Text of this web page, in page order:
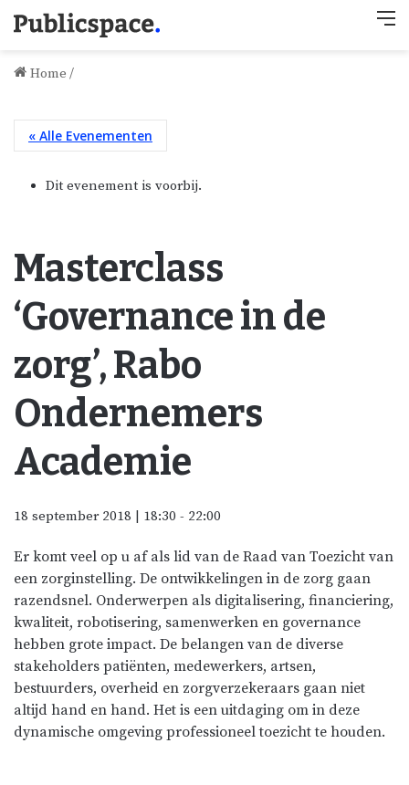
Home /
« Alle Evenementen
Dit evenement is voorbij.
Masterclass
‘Governance in de
zorg’, Rabo
Ondernemers
Academie
18 september 2018 | 18:30 - 22:00
Er komt veel op u af als lid van de Raad van Toezicht van
een zorginstelling. De ontwikkelingen in de zorg gaan
razendsnel. Onderwerpen als digitalisering, financiering,
kwaliteit, robotisering, samenwerken en governance
hebben grote impact. De belangen van de diverse
stakeholders patiënten, medewerkers, artsen,
bestuurders, overheid en zorgverzekeraars gaan niet
altijd hand en hand. Het is een uitdaging om in deze
dynamische omgeving professioneel toezicht te houden.